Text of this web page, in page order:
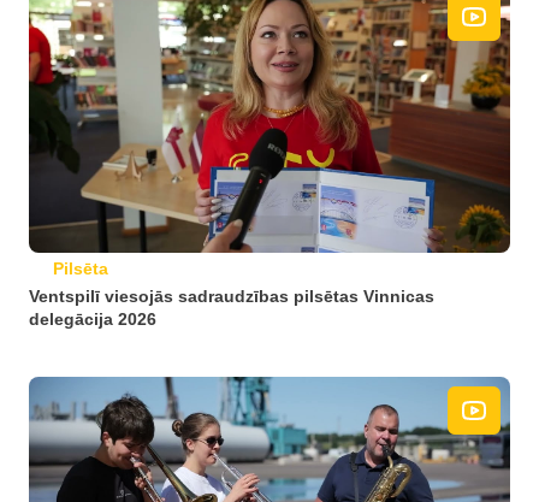
Pilsēta
Ventspilī viesojās sadraudzības pilsētas Vinnicas
delegācija 2026